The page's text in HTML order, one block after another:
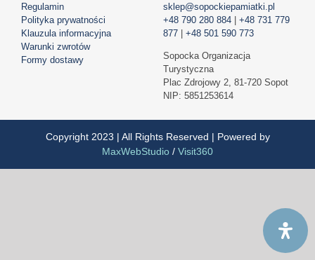
Regulamin
Polityka prywatności
Klauzula informacyjna
Warunki zwrotów
Formy dostawy
sklep@sopockiepamiatki.pl
+48 790 280 884| +48 731 779
877| +48 501 590 773
Sopocka Organizacja
Turystyczna
Plac Zdrojowy 2, 81-720 Sopot
NIP: 5851253614
Copyright 2023 | All Rights Reserved | Powered by
MaxWebStudio / Visit360